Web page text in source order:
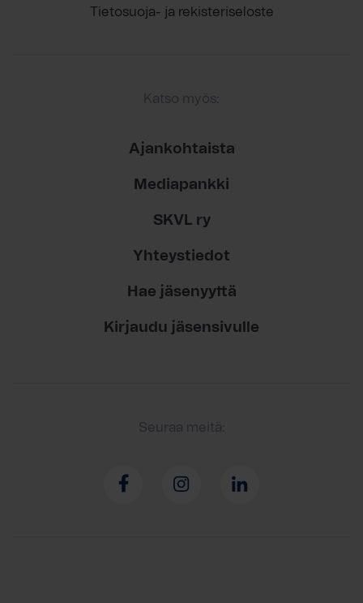
Tietosuoja- ja rekisteriseloste
Katso myös:
Ajankohtaista
Mediapankki
SKVL ry
Yhteystiedot
Hae jäsenyyttä
Kirjaudu jäsensivulle
Seuraa meitä: